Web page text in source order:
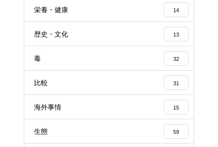
栄養・健康 14
歴史・文化 13
毒 32
比較 31
海外事情 15
生態 59